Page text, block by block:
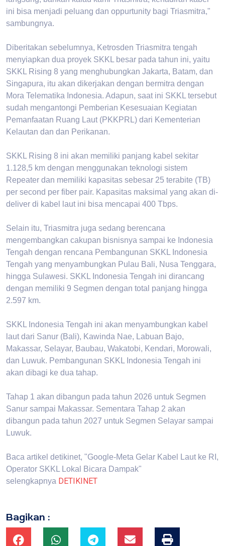
ini bisa menjadi peluang dan oppurtunity bagi Triasmitra,"
sambungnya.
Diberitakan sebelumnya, Ketrosden Triasmitra tengah
menyiapkan dua proyek SKKL besar pada tahun ini, yaitu
SKKL Rising 8 yang menghubungkan Jakarta, Batam, dan
Singapura, itu akan dikerjakan dengan bermitra dengan
Mora Telematika Indonesia. Adapun, saat ini SKKL tersebut
sudah mengantongi Pemberian Kesesuaian Kegiatan
Pemanfaatan Ruang Laut (PKKPRL) dari Kementerian
Kelautan dan dan Perikanan.
SKKL Rising 8 ini akan memiliki panjang kabel sekitar
1.128,5 km dengan menggunakan teknologi sistem
Repeater dan memiliki kapasitas sebesar 25 terabite (TB)
per second per fiber pair. Kapasitas maksimal yang akan di-
deliver di kabel laut ini bisa mencapai 400 Tbps.
Selain itu, Triasmitra juga sedang berencana
mengembangkan cakupan bisnisnya sampai ke Indonesia
Tengah dengan rencana Pembangunan SKKL Indonesia
Tengah yang menyambungkan Pulau Bali, Nusa Tenggara,
hingga Sulawesi. SKKL Indonesia Tengah ini dirancang
dengan memiliki 9 Segmen dengan total panjang hingga
2.597 km.
SKKL Indonesia Tengah ini akan menyambungkan kabel
laut dari Sanur (Bali), Kawinda Nae, Labuan Bajo,
Makassar, Selayar, Baubau, Wakatobi, Kendari, Morowali,
dan Luwuk. Pembangunan SKKL Indonesia Tengah ini
akan dibagi ke dua tahap.
Tahap 1 akan dibangun pada tahun 2026 untuk Segmen
Sanur sampai Makassar. Sementara Tahap 2 akan
dibangun pada tahun 2027 untuk Segmen Selayar sampai
Luwuk.
Baca artikel detikinet, "Google-Meta Gelar Kabel Laut ke RI,
Operator SKKL Lokal Bicara Dampak"
selengkapnya DETIKINET
Bagikan :